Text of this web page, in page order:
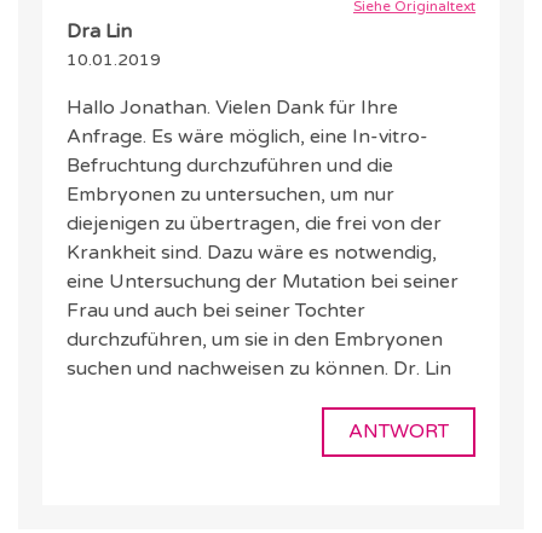
Siehe Originaltext
Dra Lin
10.01.2019
Hallo Jonathan. Vielen Dank für Ihre
Anfrage. Es wäre möglich, eine In-vitro-
Befruchtung durchzuführen und die
Embryonen zu untersuchen, um nur
diejenigen zu übertragen, die frei von der
Krankheit sind. Dazu wäre es notwendig,
eine Untersuchung der Mutation bei seiner
Frau und auch bei seiner Tochter
durchzuführen, um sie in den Embryonen
suchen und nachweisen zu können. Dr. Lin
ANTWORT